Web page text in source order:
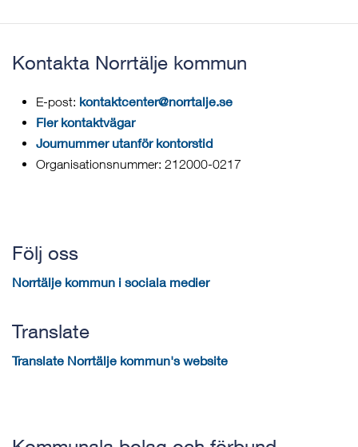
Kontakta Norrtälje kommun
E-post: kontaktcenter@norrtalje.se
Fler kontaktvägar
Journummer utanför kontorstid
Organisationsnummer: 212000-0217
Följ oss
Norrtälje kommun i sociala medier
Translate
Translate Norrtälje kommun's website